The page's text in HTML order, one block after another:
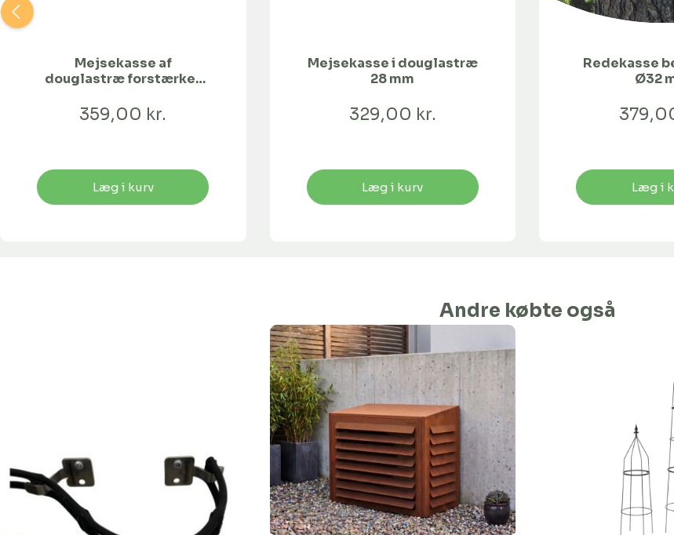
Mejsekasse af
douglastræ forstærket
359,00 kr.
Læg i kurv
Mejsekasse i douglastræ
28 mm
329,00 kr.
Læg i kurv
Redekasse
Ø32
Læg i
Andre købte også